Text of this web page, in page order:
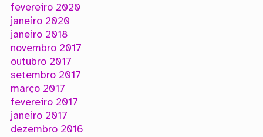
fevereiro 2020
janeiro 2020
janeiro 2018
novembro 2017
outubro 2017
setembro 2017
março 2017
fevereiro 2017
janeiro 2017
dezembro 2016